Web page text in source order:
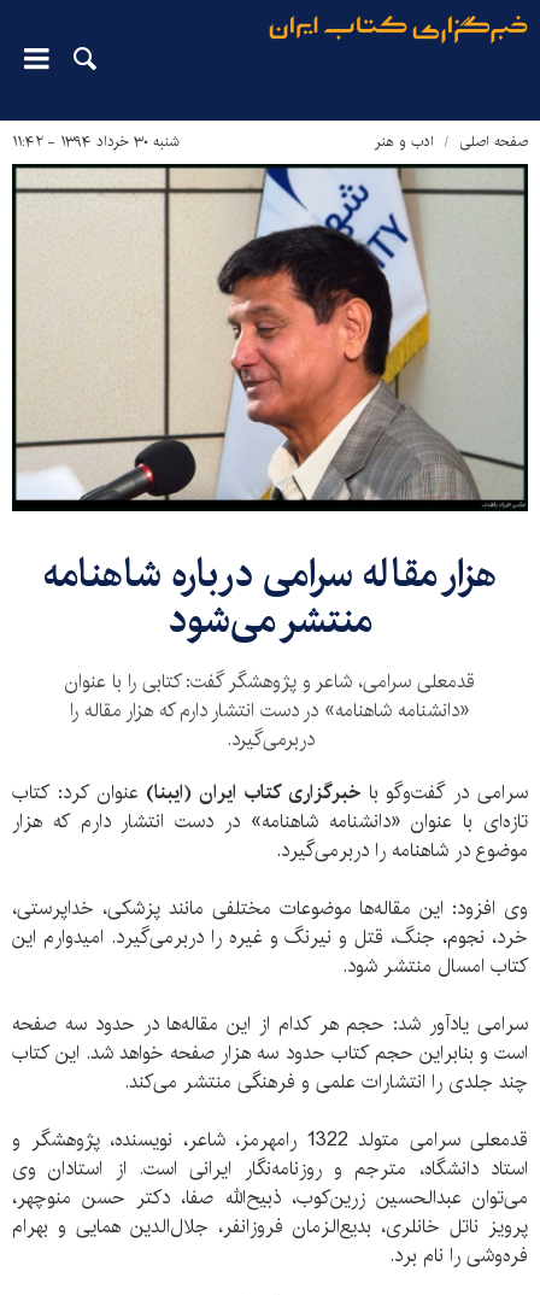
صفحه اصلی ادب و هنر شنبه ۳۰ خرداد ۱۳۹۴ - ۱۱:۴۲
هزار مقاله سرامی درباره شاهنامه
منتشر می‌شود
قدمعلی سرامی، شاعر و پژوهشگر گفت: کتابی را با عنوان
«دانشنامه شاهنامه» در دست انتشار دارم که هزار مقاله را
دربرمی‌گیرد.
سرامی در گفت‌وگو باخبرگزاری کتاب ایران (ایبنا) عنوان کرد: کتاب
تازه‌ای با عنوان «دانشنامه شاهنامه» در دست انتشار دارم که هزار
موضوع در شاهنامه را دربرمی‌‌گیرد.
وی افزود: این مقاله‌ها موضوعات مختلفی مانند پزشکی، خداپرستی،
خرد، نجوم، جنگ، قتل و نیرنگ و غیره را دربرمی‌گیرد. امیدوارم این
کتاب امسال منتشر شود.
سرامی یادآور شد: حجم هر کدام از این مقاله‌ها در حدود سه صفحه
است و بنابراین حجم کتاب حدود سه هزار صفحه خواهد شد. این کتاب
چند جلدی را انتشارات علمی و فرهنگی منتشر می‌کند.
قدمعلی سرامی متولد 1322 رامهرمز، شاعر، نویسنده، پژوهشگر و
استاد دانشگاه، مترجم و روزنامه‌نگار ایرانی است. از استادان وی
می‌توان عبدالحسین زرین‌کوب، ذبیح‌الله صفا، دکتر حسن منوچهر،
پرویز ناتل خانلری، بدیع‌الزمان فروزانفر، جلال‌الدین همایی و بهرام
فره‌وشی را نام برد.